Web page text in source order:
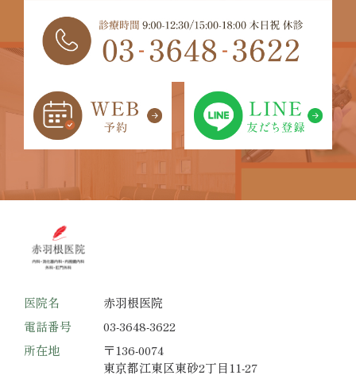
医院名
赤羽根医院
電話番号
03-3648-3622
所在地
〒136-0074
東京都江東区東砂2丁目11-27